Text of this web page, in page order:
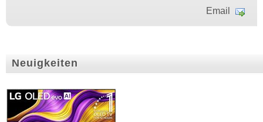
Email
Neuigkeiten